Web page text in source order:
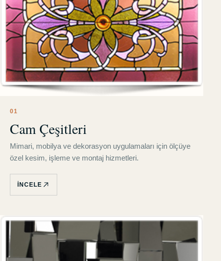
01
Cam Çeşitleri
Mimari, mobilya ve dekorasyon uygulamaları için ölçüye
özel kesim, işleme ve montaj hizmetleri.
İNCELE